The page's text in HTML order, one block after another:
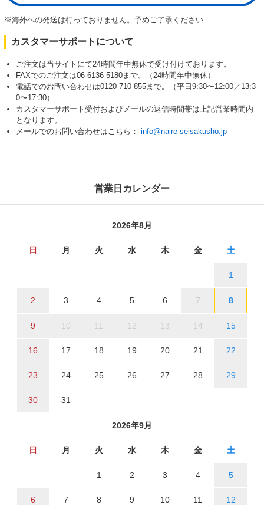
※海外への発送は行っておりません。予めご了承ください
カスタマーサポートについて
ご注文は当サイトにて24時間年中無休で受け付けております。
FAXでのご注文は06-6136-5180まで。（24時間年中無休）
電話でのお問い合わせは0120-710-855まで。（平日9:30〜12:00／13:3
0〜17:30）
カスタマーサポート受付およびメールの返信時間帯は上記営業時間内
となります。
メールでのお問い合わせはこちら： info@naire-seisakusho.jp
営業日カレンダー
2026年8月
日 月 火 水 木 金 土
1
2 3 4 5 6 7 8
9 10 11 12 13 14 15
16 17 18 19 20 21 22
23 24 25 26 27 28 29
30 31
2026年9月
日 月 火 水 木 金 土
1 2 3 4 5
6 7 8 9 10 11 12